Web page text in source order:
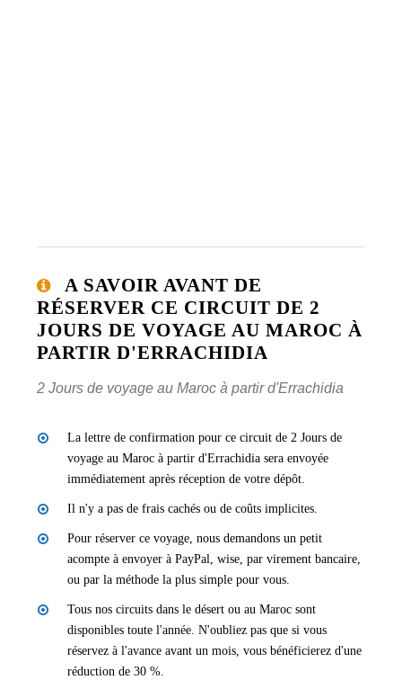
A SAVOIR AVANT DE
RÉSERVER CE CIRCUIT DE 2
JOURS DE VOYAGE AU MAROC À
PARTIR D'ERRACHIDIA
2 Jours de voyage au Maroc à partir d'Errachidia
La lettre de confirmation pour ce circuit de 2 Jours de
voyage au Maroc à partir d'Errachidia sera envoyée
immédiatement après réception de votre dépôt.
Il n'y a pas de frais cachés ou de coûts implicites.
Pour réserver ce voyage, nous demandons un petit
acompte à envoyer à PayPal, wise, par virement bancaire,
ou par la méthode la plus simple pour vous.
Tous nos circuits dans le désert ou au Maroc sont
disponibles toute l'année. N'oubliez pas que si vous
réservez à l'avance avant un mois, vous bénéficierez d'une
réduction de 30 %.